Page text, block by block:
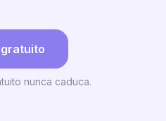
nunca caduca.